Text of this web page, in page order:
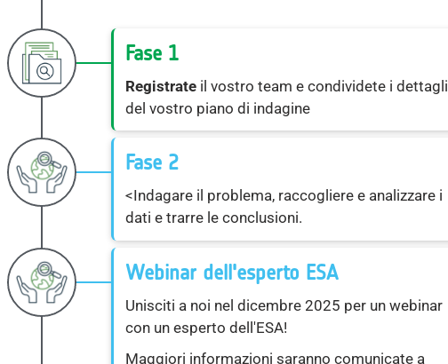
Fase 1
Registrateil vostro team e condividete i dettagli
del vostro piano di indagine
Fase 2
<Indagare il problema, raccogliere e analizzare i
dati e trarre le conclusioni.
Webinar dell'esperto ESA
Unisciti a noi nel dicembre 2025 per un webinar
con un esperto dell'ESA!
Maggiori informazioni saranno comunicate a